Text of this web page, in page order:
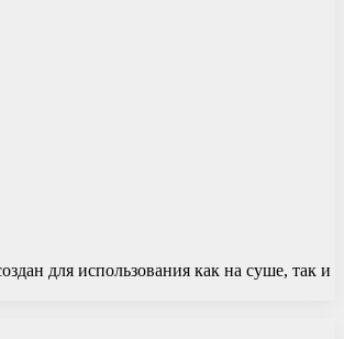
для использования как на суше, так и